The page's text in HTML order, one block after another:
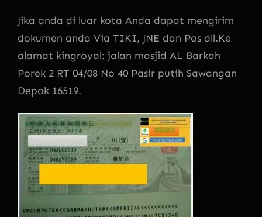
Jika anda di luar kota Anda dapat mengirim
dokumen anda Via TIKI, JNE dan Pos dll.Ke
alamat kingroyal: jalan masjid AL Barkah
Porek 2 RT 04/08 No 40 Pasir putih Sawangan
Depok 16519.